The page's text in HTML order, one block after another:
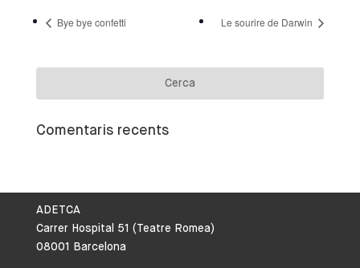
Bye bye confetti Le sourire de Darwin
Comentaris recents
ADETCA
Carrer Hospital 51 (Teatre Romea)
08001 Barcelona